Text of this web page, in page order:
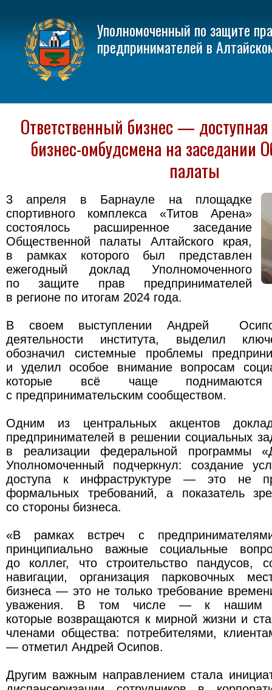
Уполномоченный по защите
предпринимателей в
Ответственный бизнес —
бизнес-омбудсмена на заседании
палаты
3 апреля в Барнауле на площадке
спортивного комплекса «Титов Арена»
состоялось расширенное заседание
Общественной палаты Алтайского края,
в рамках которого был представлен
ежегодный доклад Уполномоченного
по защите прав предпринимателей
в регионе по итогам 2024 года.
В своем выступлении Андрей
деятельности института, выделил
обозначил системные проблемы
и уделил особое внимание вопросам
которые всё чаще
с предпринимательским сообществом.
Одним из центральных акцентов
предпринимателей в решении социальных
в реализации федеральной программы
Уполномоченный подчеркнул: создание
доступа к инфраструктуре — это не
формальных требований, а показатель
со стороны бизнеса.
«В рамках встреч с
принципиально важные социальные
до коллег, что строительство пандусов,
навигации, организация парковочных
бизнеса — это не только требование
уважения. В том числе — к нашим
которые возвращаются к мирной жизни и
членами общества: потребителями,
— отметил Андрей Осипов.
Другим важным направлением стала